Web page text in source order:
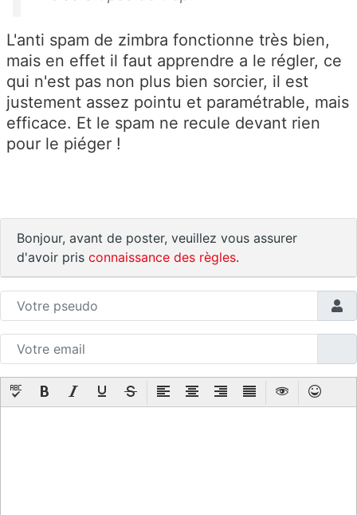
L'anti spam de zimbra fonctionne très bien,
mais en effet il faut apprendre a le régler, ce
qui n'est pas non plus bien sorcier, il est
justement assez pointu et paramétrable, mais
efficace. Et le spam ne recule devant rien
pour le piéger !
Bonjour, avant de poster, veuillez vous assurer
d'avoir pris connaissance des règles.